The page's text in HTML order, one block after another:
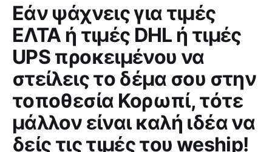
Εάν ψάχνεις για τιμές
ΕΛΤΑ ή τιμές DHL ή τιμές
UPS προκειμένου να
στείλεις το δέμα σου στην
τοποθεσία Κορωπί, τότε
μάλλον είναι καλή ιδέα να
δείς τις τιμές του weship!